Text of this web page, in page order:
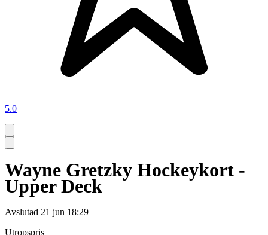
5.0
Wayne Gretzky Hockeykort -
Upper Deck
Avslutad 21 jun 18:29
Utropspris